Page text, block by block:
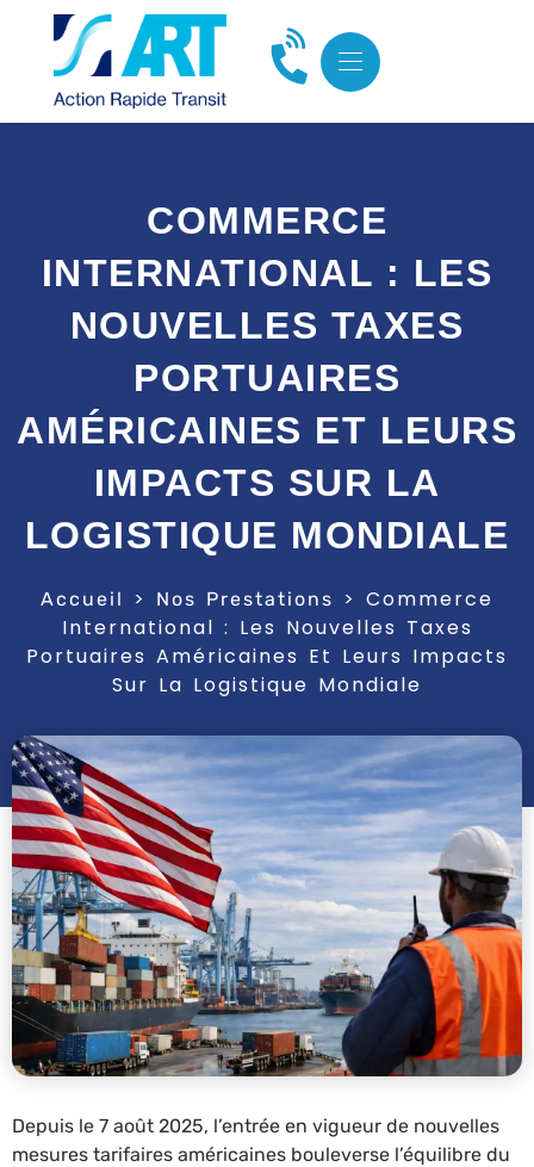
COMMERCE
INTERNATIONAL : LES
NOUVELLES TAXES
PORTUAIRES
AMÉRICAINES ET LEURS
IMPACTS SUR LA
LOGISTIQUE MONDIALE
Accueil > Nos Prestations > Commerce
International : Les Nouvelles Taxes
Portuaires Américaines Et Leurs Impacts
Sur La Logistique Mondiale
Depuis le 7 août 2025, l’entrée en vigueur de nouvelles
mesures tarifaires américaines bouleverse l’équilibre du